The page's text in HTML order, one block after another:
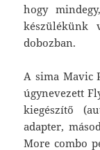
hogy
készülékünk
dobozban.
A sima Mavic
úgynevezett
kiegészítő
adapter,
More combo